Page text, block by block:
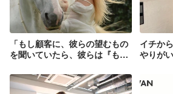
「もし顧客に、彼らの望むもの
を聞いていたら、彼らは『もっ
ただろう。」 → 早い馬とか
ちょーわくわくしない？
イチか
やりが